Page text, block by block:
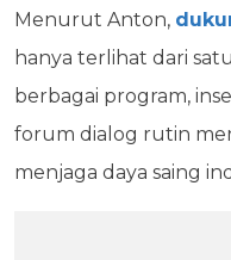
Menurut Anton,
hanya terlihat dari
berbagai program,
forum dialog rutin
menjaga daya saing